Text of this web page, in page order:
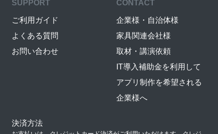
SUPPORT
ご利用ガイド
よくある質問
お問い合わせ
CONTACT
企業様・自治体様
家具関連会社様
取材・講演依頼
IT導入補助金を利用して
アプリ制作を希望される
企業様へ
決済方法